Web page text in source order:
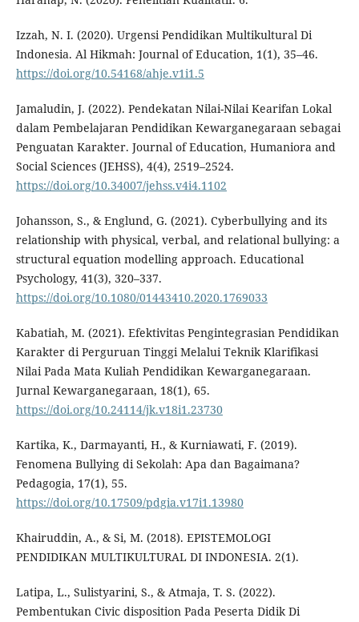
Izzah, N. I. (2020). Urgensi Pendidikan Multikultural Di
Indonesia. Al Hikmah: Journal of Education, 1(1), 35–46.
https://doi.org/10.54168/ahje.v1i1.5
Jamaludin, J. (2022). Pendekatan Nilai-Nilai Kearifan Lokal
dalam Pembelajaran Pendidikan Kewarganegaraan sebagai
Penguatan Karakter. Journal of Education, Humaniora and
Social Sciences (JEHSS), 4(4), 2519–2524.
https://doi.org/10.34007/jehss.v4i4.1102
Johansson, S., & Englund, G. (2021). Cyberbullying and its
relationship with physical, verbal, and relational bullying: a
structural equation modelling approach. Educational
Psychology, 41(3), 320–337.
https://doi.org/10.1080/01443410.2020.1769033
Kabatiah, M. (2021). Efektivitas Pengintegrasian Pendidikan
Karakter di Perguruan Tinggi Melalui Teknik Klarifikasi
Nilai Pada Mata Kuliah Pendidikan Kewarganegaraan.
Jurnal Kewarganegaraan, 18(1), 65.
https://doi.org/10.24114/jk.v18i1.23730
Kartika, K., Darmayanti, H., & Kurniawati, F. (2019).
Fenomena Bullying di Sekolah: Apa dan Bagaimana?
Pedagogia, 17(1), 55.
https://doi.org/10.17509/pdgia.v17i1.13980
Khairuddin, A., & Si, M. (2018). EPISTEMOLOGI
PENDIDIKAN MULTIKULTURAL DI INDONESIA. 2(1).
Latipa, L., Sulistyarini, S., & Atmaja, T. S. (2022).
Pembentukan Civic disposition Pada Peserta Didik Di